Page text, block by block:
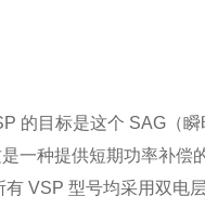
的目标是这个 SAG（瞬
一种提供短期功率补偿
有 VSP 型号均采用双电